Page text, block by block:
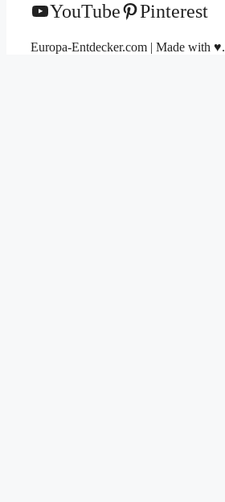
YouTube Pinterest
Europa-Entdecker.com | Made with ♥.